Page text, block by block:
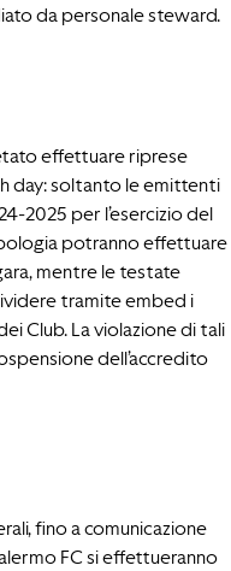
da personale steward.
effettuare riprese
day: soltanto le emittenti
2025 per l’esercizio del
potranno effettuare
mentre le testate
tramite embed i
Club. La violazione di tali
dell’accredito
fino a comunicazione
FC si effettueranno